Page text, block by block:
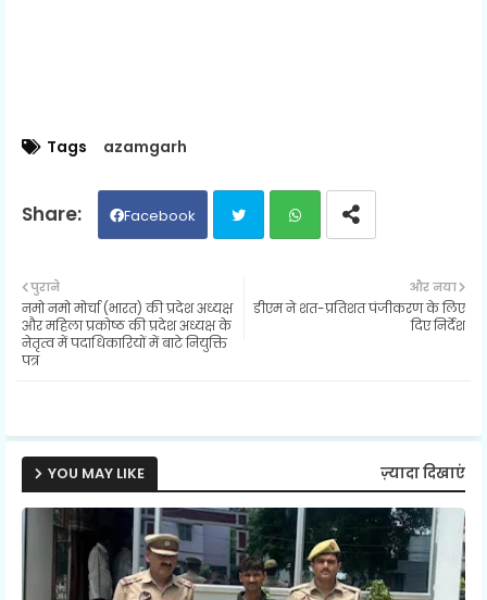
Tags azamgarh
Facebook
ter ats
और नया
डीएम ने शत-प्रतिशत पंजीकरण के लिए
दिए निर्देश
पुराने
नमो नमो मोर्चा (भारत) की प्रदेश अध्यक्ष
और महिला प्रकोष्ठ की प्रदेश अध्यक्ष के
नेतृत्व में पदाधिकारियों में बाटे नियुक्ति
पत्र
YOU MAY LIKE ज़्यादा दिखाएं